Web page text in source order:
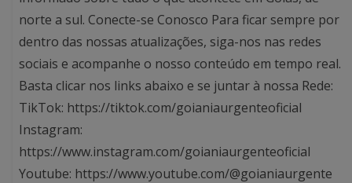
norte a sul. Conecte-se Conosco Para ficar sempre por
dentro das nossas atualizações, siga-nos nas redes
sociais e acompanhe o nosso conteúdo em tempo real.
Basta clicar nos links abaixo e se juntar à nossa Rede:
TikTok: https://tiktok.com/goianiaurgenteoficial
Instagram:
https://www.instagram.com/goianiaurgenteoficial
Youtube: https://www.youtube.com/@goianiaurgente